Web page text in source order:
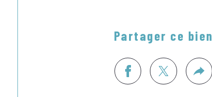
Partager ce bien